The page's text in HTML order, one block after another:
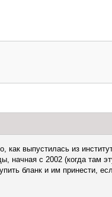
как выпустилась из
с 2002 (когда там
бланк и им принести,